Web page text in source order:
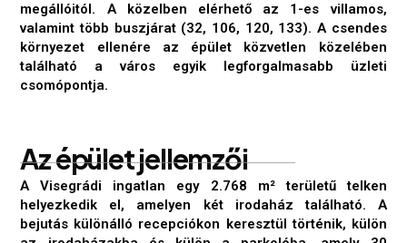
megállóitól. A közelben elérhető az 1-es villamos,
valamint több buszjárat (32, 106, 120, 133). A csendes
környezet ellenére az épület közvetlen közelében
található a város egyik legforgalmasabb üzleti
csomópontja.
Azépületjellemzői
A Visegrádi ingatlan egy 2.768 m² területű telken
helyezkedik el, amelyen két irodaház található. A
bejutás különálló recepciókon keresztül történik, külön